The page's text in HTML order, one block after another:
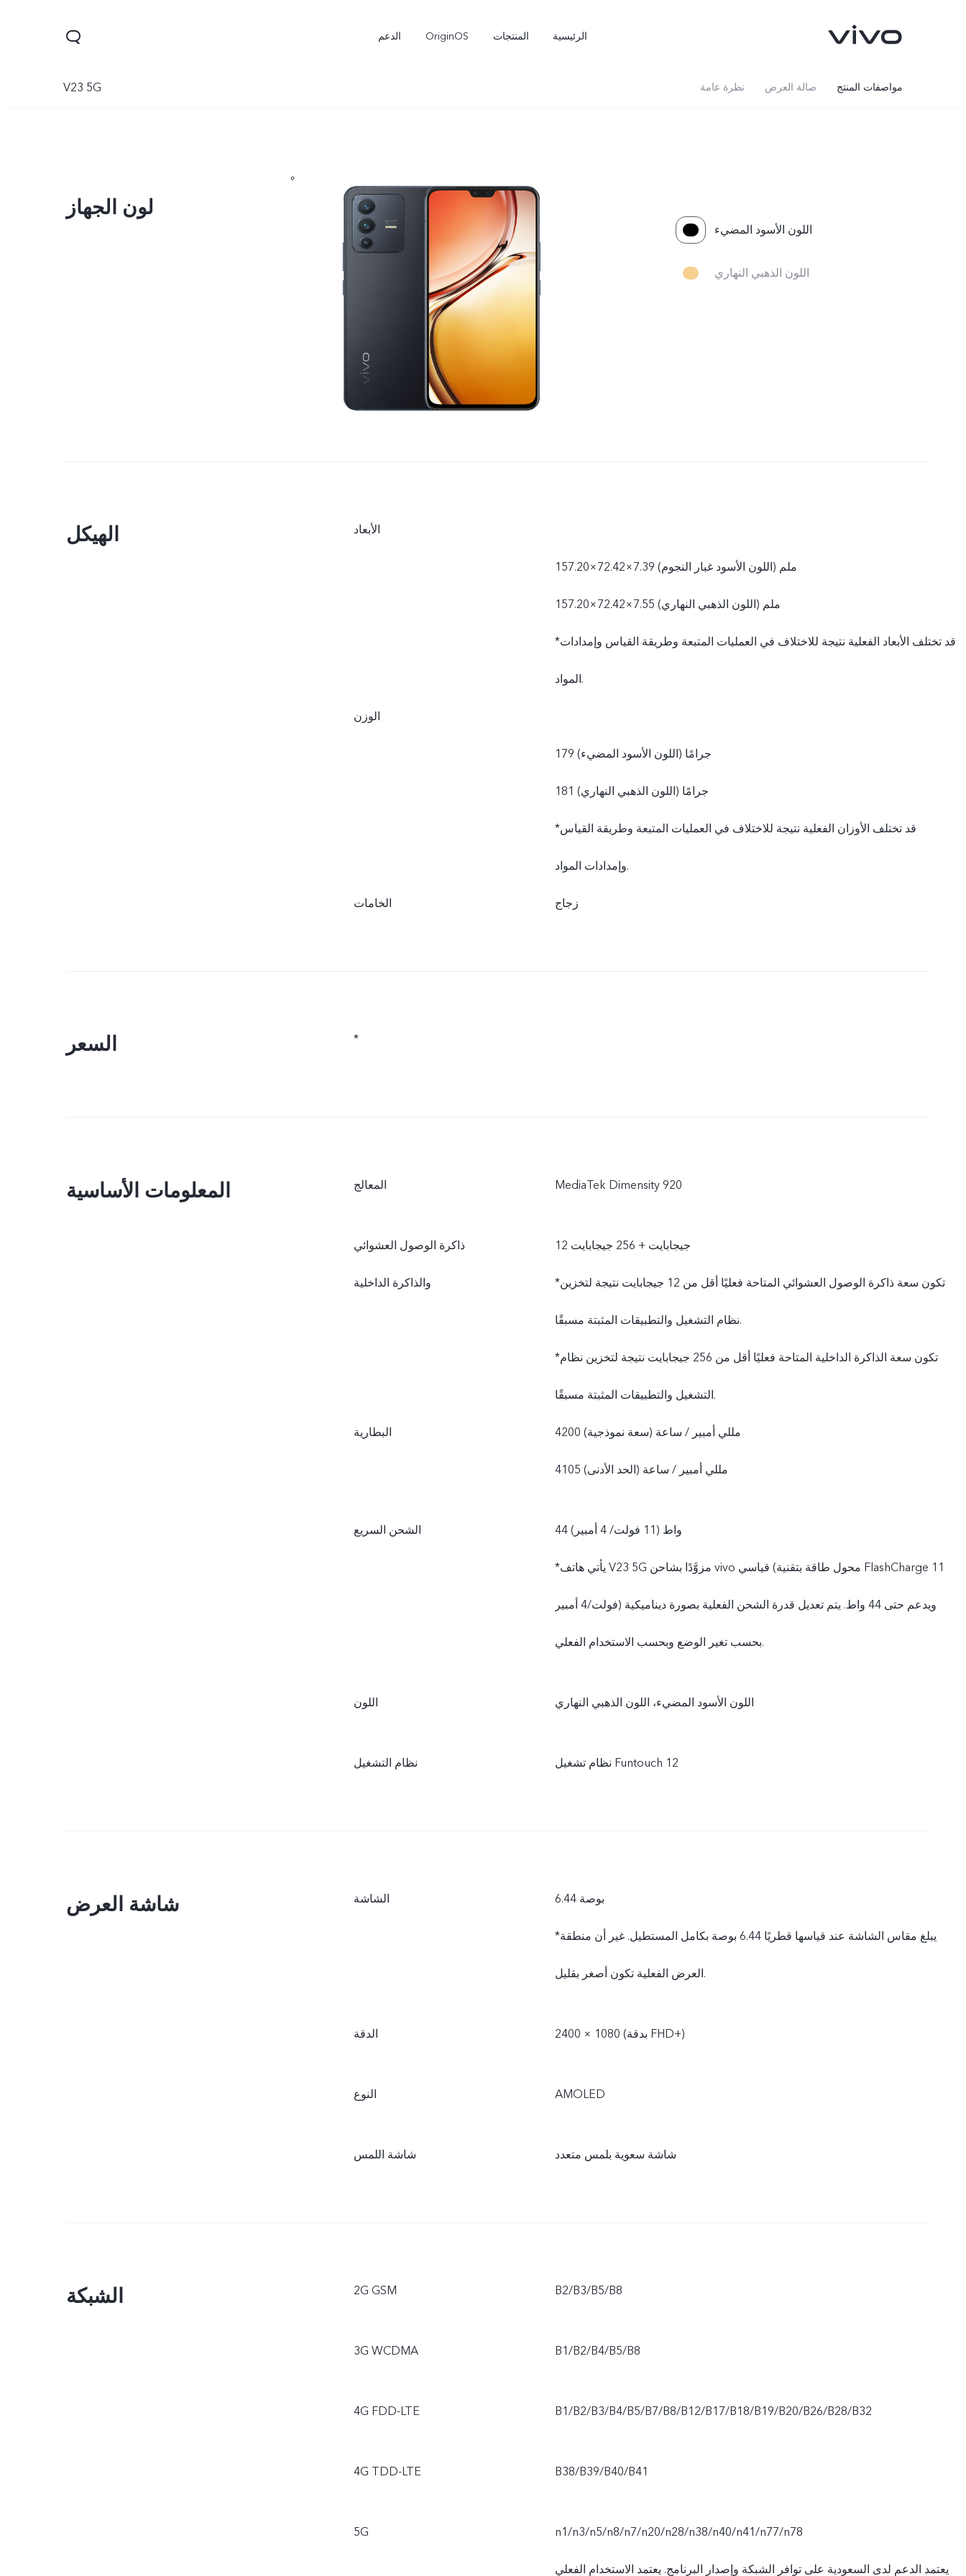
الرئيسية المنتجات OriginOS الدعم
V23 5G نظرة عامة صالة العرض مواصفات المنتج
لون الجهاز
اللون الأسود المضيء
اللون الذهبي النهاري
الهيكل الأبعاد
157.20×72.42×7.39 ملم (اللون الأسود غبار النجوم)
157.20×72.42×7.55 ملم (اللون الذهبي النهاري)
*قد تختلف الأبعاد الفعلية نتيجة للاختلاف في العمليات المتبعة وطريقة القياس وإمدادات
المواد.
الوزن
179 جرامًا (اللون الأسود المضيء)
181 جرامًا (اللون الذهبي النهاري)
*قد تختلف الأوزان الفعلية نتيجة للاختلاف في العمليات المتبعة وطريقة القياس
وإمدادات المواد.
الخامات زجاج
السعر *
المعلومات الأساسية المعالج
ذاكرة الوصول العشوائي
والذاكرة الداخلية
12 جيجابايت + 256 جيجابايت
*تكون سعة ذاكرة الوصول العشوائي المتاحة فعليًا أقل من 12 جيجابايت نتيجة لتخزين
نظام التشغيل والتطبيقات المثبتة مسبقًا.
*تكون سعة الذاكرة الداخلية المتاحة فعليًا أقل من 256 جيجابايت نتيجة لتخزين نظام
التشغيل والتطبيقات المثبتة مسبقًا.
البطارية 4200 مللي أمبير / ساعة (سعة نموذجية)
4105 مللي أمبير / ساعة (الحد الأدنى)
الشحن السريع 44 واط (11 فولت/ 4 أمبير)
*يأتي هاتف V23 5G مزوَّدًا بشاحن vivo قياسي (محول طاقة بتقنية FlashCharge 11
فولت/4 أمبير) ويدعم حتى 44 واط. يتم تعديل قدرة الشحن الفعلية بصورة ديناميكية
بحسب تغير الوضع وبحسب الاستخدام الفعلي.
اللون اللون الأسود المضيء، اللون الذهبي النهاري
نظام التشغيل
شاشة العرض الشاشة 6.44 بوصة
*يبلغ مقاس الشاشة عند قياسها قطريًا 6.44 بوصة بكامل المستطيل. غير أن منطقة
العرض الفعلية تكون أصغر بقليل.
الدقة 2400 × 1080 (بدقة FHD+‎‏)
النوع AMOLED
شاشة اللمس شاشة سعوية بلمس متعدد
الشبكة 2G GSM B2/B3/B5/B8
3G WCDMA B1/B2/B4/B5/B8
4G FDD-LTE B1/B2/B3/B4/B5/B7/B8/B12/B17/B18/B19/B20/B26/B28/B32
4G TDD-LTE B38/B39/B40/B41
5G n1/n3/n5/n8/n7/n20/n28/n38/n40/n41/n77/n78
يعتمد الدعم لدى السعودية على توافر الشبكة وإصدار البرنامج. يعتمد الاستخدام الفعلي